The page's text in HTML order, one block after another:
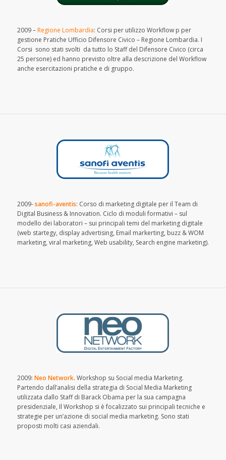
2009 –Regione Lombardia: Corsi per utilizzo Workflow p per
gestione Pratiche Ufficio Difensore Civico – Regione Lombardia. I
Corsi sono stati svolti da tutto lo Staff del Difensore Civico (circa
25 persone) ed hanno previsto oltre alla descrizione del Workflow
anche esercitazioni pratiche e di gruppo.
2009-sanofi-aventis: Corso di marketing digitale per il Team di
Digital Business & Innovation. Ciclo di moduli formativi – sul
modello dei laboratori – sui principali temi del marketing digitale
(web startegy, display advertising, Email markerting, buzz & WOM
marketing, viral marketing, Web usability, Search engine marketing).
2009: Neo Network. Workshop su Social media Marketing.
Partendo dall’analisi della strategia di Social Media Marketing
utilizzata dallo Staff di Barack Obama per la sua campagna
presidenziale, Il Workshop si è focalizzato sui principali tecniche e
strategie per un’azione di social media marketing. Sono stati
proposti molti casi aziendali.